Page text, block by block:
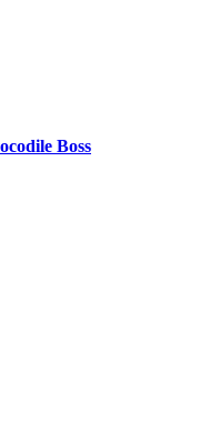
Boss